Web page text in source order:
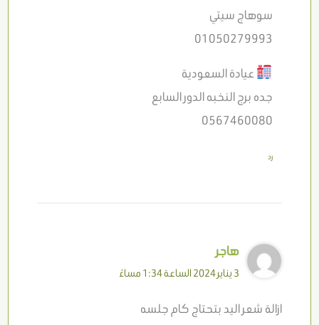
سوهاج سيتي
01050279993
عيادة السعودية
جده برج النخبه الدور السابع
0567460080
رد
هاجر
3 يناير 2024 الساعة 1:34 مساءً
ازالة شعر اليد بتحتاج كام جلسه